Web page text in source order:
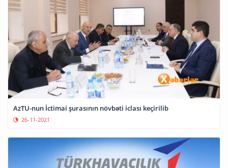
AzTU-nun İctimai şurasının növbəti iclası keçirilib
26-11-2021